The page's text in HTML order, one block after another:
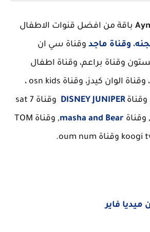
باقة من افضل قنوات الاطفال
، وقناة ماجد وقناة سي ان
وقناة براعم، وقناة اطفال
ومواهب، وقناة طه، وقناة الوان كيدز، وقناة osn kids ،
DISNEY JUNIPER
وقناة sat 7
masha and Bear
, وقناة TOM
فاير